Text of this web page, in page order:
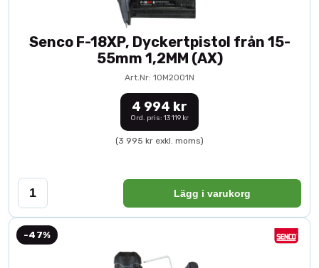
Senco F-18XP, Dyckertpistol från 15-
55mm 1,2MM (AX)
Art.Nr: 10M2001N
4 994 kr
Ord. pris: 13 119 kr
(3 995 kr exkl. moms)
Lägg i varukorg
-47%